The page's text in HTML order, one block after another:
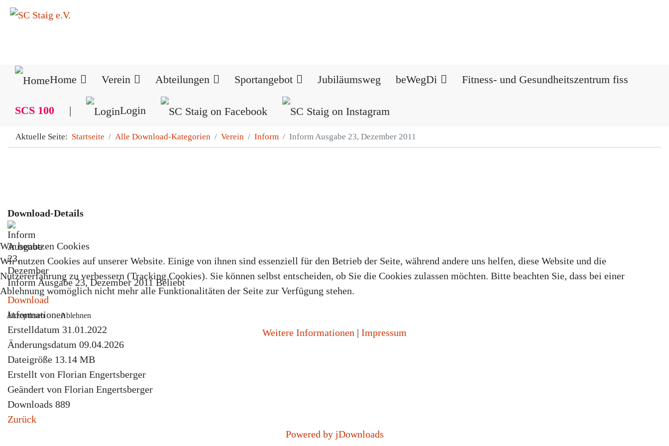
Home Verein Abteilungen Sportangebot Jubiläumsweg beWegDi Fitness- und Gesundheitszentrum fiss
SCS 100 | Login
Aktuelle Seite: Startseite Alle Download-Kategorien Verein Inform Inform Ausgabe 23, Dezember 2011
Download-Details
Inform Ausgabe 23, Dezember 2011Beliebt
Download
Informationen
Erstelldatum 31.01.2022
Änderungsdatum 09.04.2026
Dateigröße 13.14 MB
Erstellt von Florian Engertsberger
Geändert von Florian Engertsberger
Downloads 889
Zurück
Powered by jDownloads
Wir benutzen Cookies
Wir nutzen Cookies auf unserer Website. Einige von ihnen sind essenziell für den Betrieb der Seite, während andere uns helfen, diese Website und die
Nutzererfahrung zu verbessern (Tracking Cookies). Sie können selbst entscheiden, ob Sie die Cookies zulassen möchten. Bitte beachten Sie, dass bei einer
Ablehnung womöglich nicht mehr alle Funktionalitäten der Seite zur Verfügung stehen.
Akzeptieren Ablehnen
Weitere Informationen | Impressum